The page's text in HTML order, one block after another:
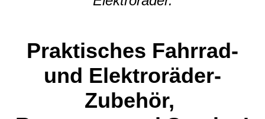
Praktisches Fahrrad-
und Elektroräder-
Zubehör,